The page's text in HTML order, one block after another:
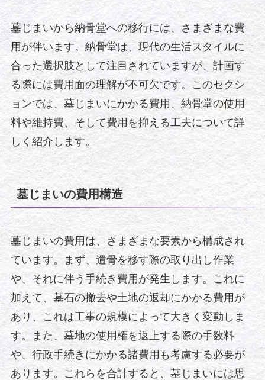
墓じまいから納骨堂への移行には、さまざまな費
用が伴います。納骨堂は、現代の生活スタイルに
合った選択肢として注目されていますが、計画す
る際には費用面の理解が不可欠です。このセクシ
ョンでは、墓じまいにかかる費用、納骨堂の使用
料や維持費、そして費用を抑える工夫について詳
しく紹介します。
墓じまいの費用構造
墓じまいの費用は、さまざまな要素から構成され
ています。まず、遺骨を移す際の取り出し作業
や、それに伴う手続き費用が発生します。これに
加えて、墓石の撤去や土地の返却にかかる費用が
あり、これは工事の規模によって大きく変動しま
す。また、墓地の使用権を返上する際の手数料
や、行政手続きにかかる諸費用も考慮する必要が
あります。これらを合計すると、墓じまいには思